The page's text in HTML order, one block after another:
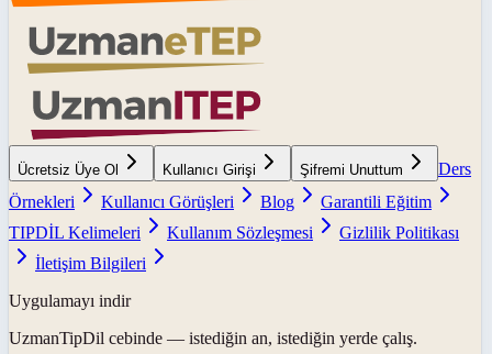
Ücretsiz Üye Ol Kullanıcı Girişi Şifremi Unuttum
Ders
Örnekleri
Kullanıcı Görüşleri Blog
Garantili Eğitim
TIPDİL Kelimeleri
Kullanım Sözleşmesi
Gizlilik Politikası
İletişim Bilgileri
Uygulamayı indir
UzmanTipDil cebinde — istediğin an, istediğin yerde çalış.